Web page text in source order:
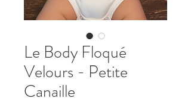
Le Body Floqué
Velours - Petite
Canaille